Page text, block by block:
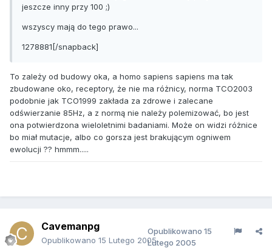
jeszcze inny przy 100 ;)
wszyscy mają do tego prawo...
1278881[/snapback]
To zależy od budowy oka, a homo sapiens sapiens ma tak
zbudowane oko, receptory, że nie ma różnicy, norma TCO2003
podobnie jak TCO1999 zakłada za zdrowe i zalecane
odświerzanie 85Hz, a z normą nie należy polemizować, bo jest
ona potwierdzona wieloletnimi badaniami. Może on widzi różnice
bo miał mutacje, albo co gorsza jest brakującym ogniwem
ewolucji ?? hmmm.....
Cavemanpg
Opublikowano 15 Lutego 2005
Opublikowano 15
Lutego 2005